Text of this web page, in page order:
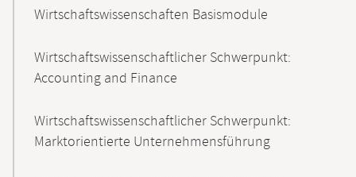
Wirtschaftswissenschaften Basismodule
Wirtschaftswissenschaftlicher Schwerpunkt:
Accounting and Finance
Wirtschaftswissenschaftlicher Schwerpunkt:
Marktorientierte Unternehmensführung